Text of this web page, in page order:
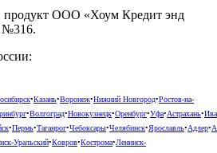
продукт ООО «Хоум Кредит энд
№316.
•Казань•Воронеж•Нижний Новгород•Ростов-на-
•Волгоград•Новокузнецк•Оренбург•Уфа•Астрахань•
•Пермь•Таганрог•Чебоксары•Челябинск•Ярославль•Адлер•
Уральский•Ковров•Кострома•Ленинск-